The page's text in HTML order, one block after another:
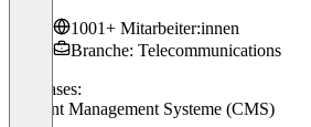
1001+ Mitarbeiter:innen
Branche: Telecommunications
Use cases:
Content Management Systeme (CMS)